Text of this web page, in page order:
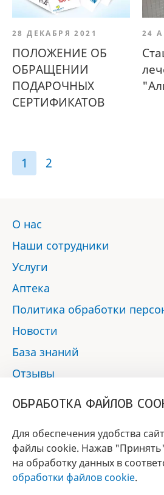
28 ДЕКАБРЯ 2021
ПОЛОЖЕНИЕ ОБ
ОБРАЩЕНИИ
ПОДАРОЧНЫХ
СЕРТИФИКАТОВ
24
1 2
О нас
Наши сотрудники
Услуги
Аптека
Политика обработки
Новости
База знаний
Отзывы
БРЕНД
ГОДА 2017 - 2019
ОБРАБОТКА ФАЙЛОВ
Для обеспечения удобства
файлы cookie. Нажав
на обработку данных в
обработки файлов cookie.